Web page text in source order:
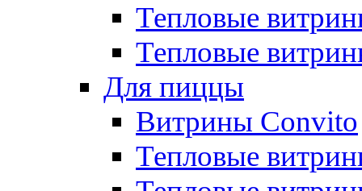
Тепловые
Тепловые
Для пиццы
Витрины Convito
Тепловые